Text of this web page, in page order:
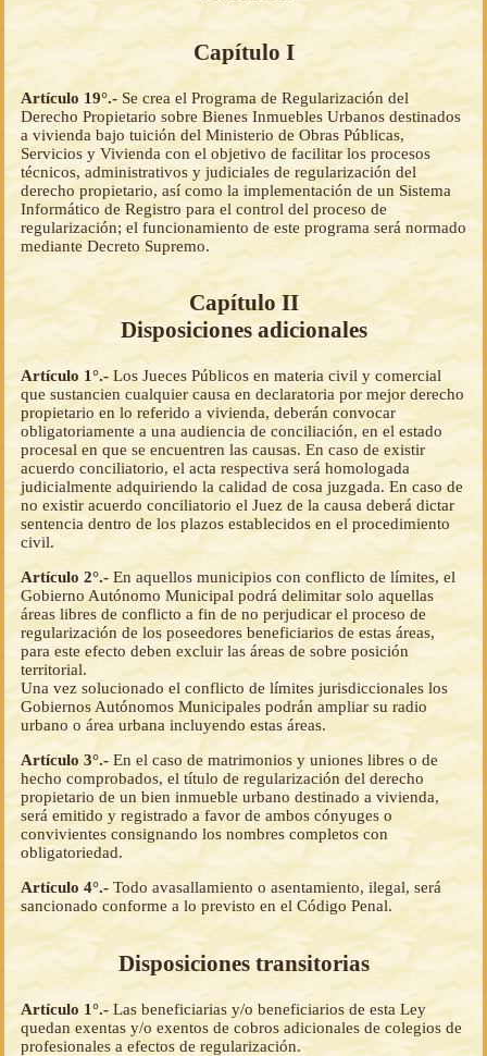
Capítulo I
Artículo 19°.- Se crea el Programa de Regularización del
Derecho Propietario sobre Bienes Inmuebles Urbanos destinados
a vivienda bajo tuición del Ministerio de Obras Públicas,
Servicios y Vivienda con el objetivo de facilitar los procesos
técnicos, administrativos y judiciales de regularización del
derecho propietario, así como la implementación de un Sistema
Informático de Registro para el control del proceso de
regularización; el funcionamiento de este programa será normado
mediante Decreto Supremo.
Capítulo II
Disposiciones adicionales
Artículo 1°.- Los Jueces Públicos en materia civil y comercial
que sustancien cualquier causa en declaratoria por mejor derecho
propietario en lo referido a vivienda, deberán convocar
obligatoriamente a una audiencia de conciliación, en el estado
procesal en que se encuentren las causas. En caso de existir
acuerdo conciliatorio, el acta respectiva será homologada
judicialmente adquiriendo la calidad de cosa juzgada. En caso de
no existir acuerdo conciliatorio el Juez de la causa deberá dictar
sentencia dentro de los plazos establecidos en el procedimiento
civil.
Artículo 2°.- En aquellos municipios con conflicto de límites, el
Gobierno Autónomo Municipal podrá delimitar solo aquellas
áreas libres de conflicto a fin de no perjudicar el proceso de
regularización de los poseedores beneficiarios de estas áreas,
para este efecto deben excluir las áreas de sobre posición
territorial.
Una vez solucionado el conflicto de límites jurisdiccionales los
Gobiernos Autónomos Municipales podrán ampliar su radio
urbano o área urbana incluyendo estas áreas.
Artículo 3°.- En el caso de matrimonios y uniones libres o de
hecho comprobados, el título de regularización del derecho
propietario de un bien inmueble urbano destinado a vivienda,
será emitido y registrado a favor de ambos cónyuges o
convivientes consignando los nombres completos con
obligatoriedad.
Artículo 4°.- Todo avasallamiento o asentamiento, ilegal, será
sancionado conforme a lo previsto en el Código Penal.
Disposiciones transitorias
Artículo 1°.- Las beneficiarias y/o beneficiarios de esta Ley
quedan exentas y/o exentos de cobros adicionales de colegios de
profesionales a efectos de regularización.